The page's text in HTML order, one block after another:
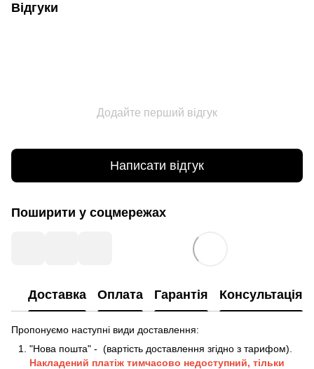
Відгуки
Додайте перший відгук
Написати відгук
Поширити у соцмережах
Доставка Оплата Гарантія Консультація
Пропонуємо наступні види доставлення:
"Нова пошта" - (вартість доставлення згідно з тарифом).
Накладений платіж тимчасово недоступний, тільки